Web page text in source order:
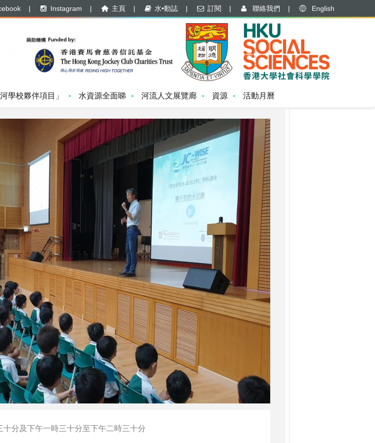
| Instagram | 主頁 | 水•動誌 | 訂閱 | 聯絡我們 | English
學校夥伴項目」 水資源全面睇 河流人文展覽廊 資源 活動月曆
觸不到的水足跡
十分及下午一時三十分至下午二時三十分